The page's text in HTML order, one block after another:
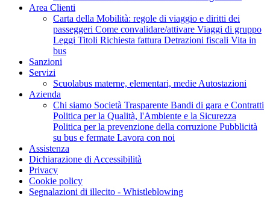
Area Clienti
Carta della Mobilità: regole di viaggio e diritti dei
passeggeri Come convalidare/attivare Viaggi di gruppo
Leggi Titoli Richiesta fattura Detrazioni fiscali Vita in
bus
Sanzioni
Servizi
Scuolabus materne, elementari, medie Autostazioni
Azienda
Chi siamo Società Trasparente Bandi di gara e Contratti
Politica per la Qualità, l'Ambiente e la Sicurezza
Politica per la prevenzione della corruzione Pubblicità
su bus e fermate Lavora con noi
Assistenza
Dichiarazione di Accessibilità
Privacy
Cookie policy
Segnalazioni di illecito - Whistleblowing